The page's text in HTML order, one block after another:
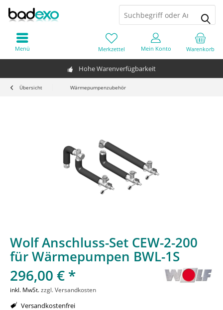
Hohe Warenverfügbarkeit
Warenkorb
Merkzettel Mein Konto
Menü
Übersicht Wärmepumpenzubehör
Wolf Anschluss-Set CEW-2-200
für Wärmepumpen BWL-1S
296,00 € *
inkl. MwSt.zzgl. Versandkosten
Versandkostenfrei